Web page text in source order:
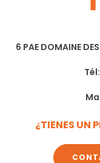
6 PAE DOMAINE
¿TIENES UN